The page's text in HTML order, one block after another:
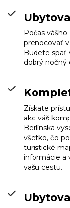
Berliner
Počas
prenocovať
Budete spať
dobrý nočný
Získate
ako váš
Berlínska
všetko, čo
turistické
informácie a
vašu cestu.